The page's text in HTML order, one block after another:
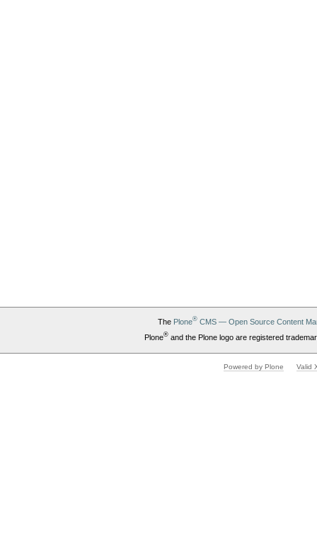
The Plone®CMS — Open Source Content
Plone®and the Plone logo are registered
Powered by Plone Valid